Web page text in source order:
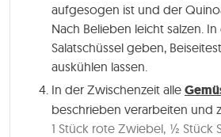
aufgesogen ist und der
Nach Belieben leicht salzen.
Salatschüssel geben,
auskühlen lassen.
In der Zwischenzeit alle
beschrieben verarbeiten und
1 Stück rote Zwiebel, ½ Stück